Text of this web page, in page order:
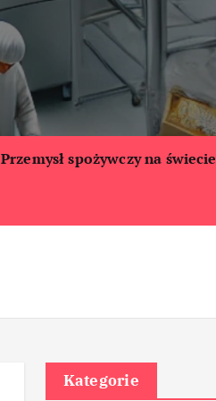
Przemysł spożywczy na świecie
Kategorie